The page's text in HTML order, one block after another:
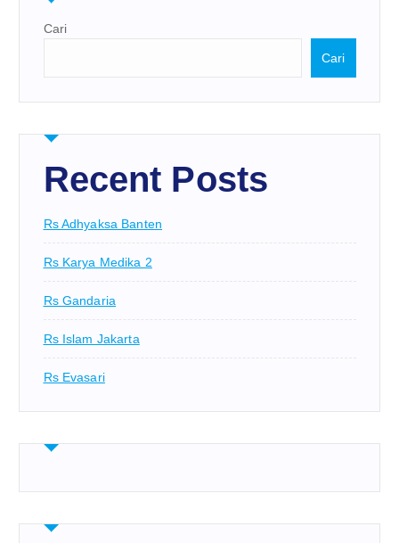
Cari
Cari
Recent Posts
Rs Adhyaksa Banten
Rs Karya Medika 2
Rs Gandaria
Rs Islam Jakarta
Rs Evasari